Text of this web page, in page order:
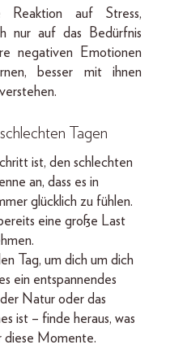
Reaktion auf Stress,
nur auf das Bedürfnis
negativen Emotionen
besser mit ihnen
Tagen
ist, den schlechten
an, dass es in
glücklich zu fühlen.
eine große Last
Tag, um dich um dich
ein entspannendes
Natur oder das
ist – finde heraus, was
diese Momente.